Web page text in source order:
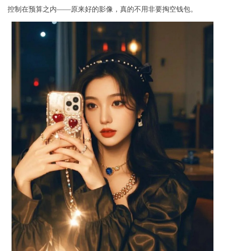
控制在预算之内——原来好的影像，真的不用非要掏空钱包。